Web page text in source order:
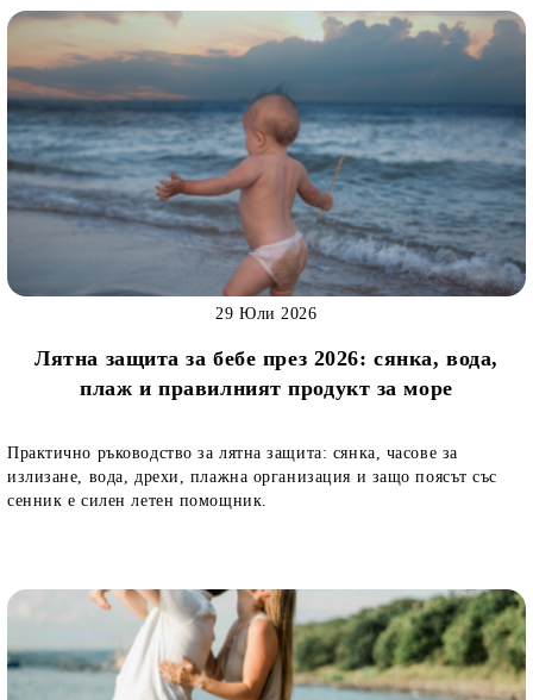
Лятна защита за бебе през 2026: сянка, вода,
плаж и правилният продукт за море
29 Юли 2026
Практично ръководство за лятна защита: сянка, часове за
излизане, вода, дрехи, плажна организация и защо поясът със
сенник е силен летен помощник.